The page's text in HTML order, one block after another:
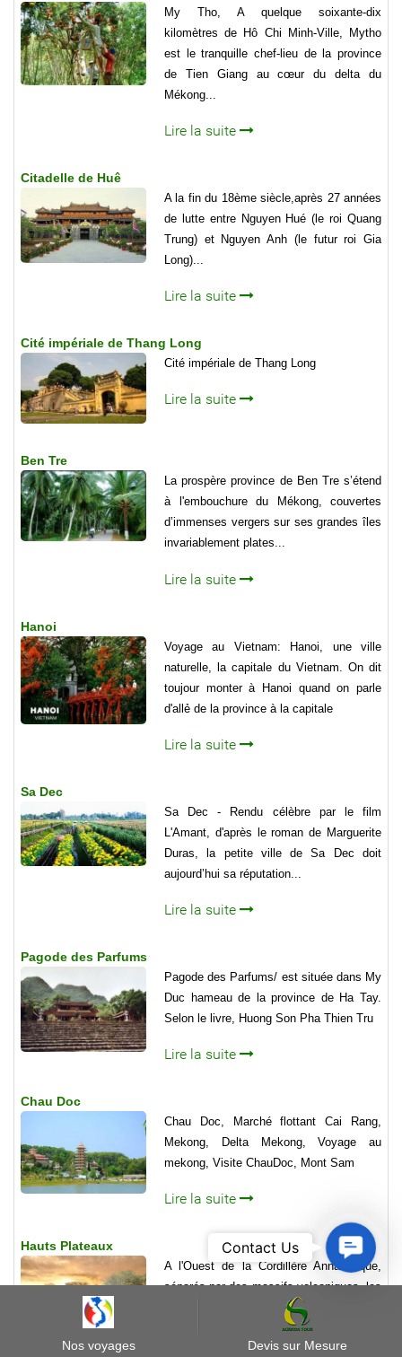
My Tho, A quelque soixante-dix
kilomètres de Hô Chi Minh-Ville, Mytho
est le tranquille chef-lieu de la province
de Tien Giang au cœur du delta du
Mékong...
Lire la suite
Citadelle de Huê
A la fin du 18ème siècle,après 27 années
de lutte entre Nguyen Hué (le roi Quang
Trung) et Nguyen Anh (le futur roi Gia
Long)...
Lire la suite
Cité impériale de Thang Long
Cité impériale de Thang Long
Lire la suite
Ben Tre
La prospère province de Ben Tre s’étend
à l'embouchure du Mékong, couvertes
d’immenses vergers sur ses grandes îles
invariablement plates...
Lire la suite
Hanoi
Voyage au Vietnam: Hanoi, une ville
naturelle, la capitale du Vietnam. On dit
toujour monter à Hanoi quand on parle
d'allẻ de la province à la capitale
Lire la suite
Sa Dec
Sa Dec - Rendu célèbre par le film
L'Amant, d'après le roman de Marguerite
Duras, la petite ville de Sa Dec doit
aujourd’hui sa réputation...
Lire la suite
Pagode des Parfums
Pagode des Parfums/ est située dans My
Duc hameau de la province de Ha Tay.
Selon le livre, Huong Son Pha Thien Tru
Lire la suite
Chau Doc
Chau Doc, Marché flottant Cai Rang,
Mekong, Delta Mekong, Voyage au
mekong, Visite ChauDoc, Mont Sam
Lire la suite
Hauts Plateaux
A l'Ouest de la Cordillère Annamitique,
séparés par des massifs volcaniques, les
Hauts Plateaux se succèdent du Nord au
Nos voyages Devis sur Mesure
Contact
Contact Us